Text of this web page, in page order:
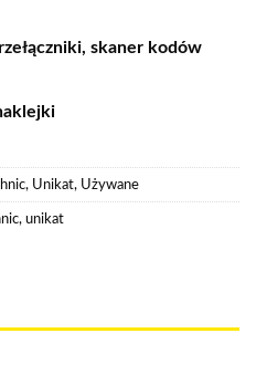
skaner kodów
, Unikat, Używane
, unikat